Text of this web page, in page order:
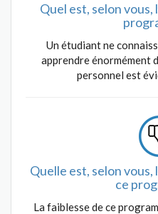
Quel est, selon
Un étudiant ne
apprendre énormément
personnel est
Quelle est, selon
ce
La faiblesse de ce